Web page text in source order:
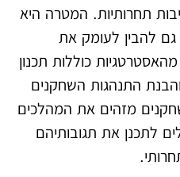
תחרותיות. המטרה היא
להבין לעומק את
כוללות תכנון
התנהגות השחקנים
מזהים את המהלכים
לתכנן את תגובותיהם